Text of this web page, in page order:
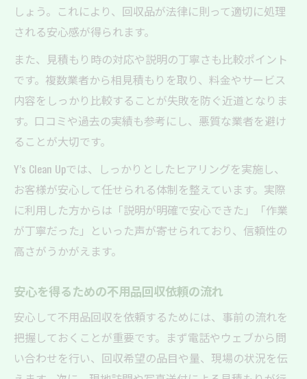
しょう。これにより、回収品が法律に則って適切に処理
される安心感が得られます。
また、見積もり時の対応や説明の丁寧さも比較ポイント
です。複数業者から相見積もりを取り、料金やサービス
内容をしっかり比較することが失敗を防ぐ近道となりま
す。口コミや過去の実績も参考にし、悪質な業者を避け
ることが大切です。
Y’s Clean Upでは、しっかりとしたヒアリングを実施し、
お客様が安心して任せられる体制を整えています。実際
に利用した方からは「説明が明確で安心できた」「作業
が丁寧だった」といった声が寄せられており、信頼性の
高さがうかがえます。
安心を得るための不用品回収依頼の流れ
安心して不用品回収を依頼するためには、事前の流れを
把握しておくことが重要です。まず電話やウェブから問
い合わせを行い、回収希望の品目や量、現場の状況を伝